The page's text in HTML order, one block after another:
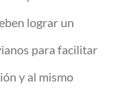
lograr un
para facilitar
y al mismo